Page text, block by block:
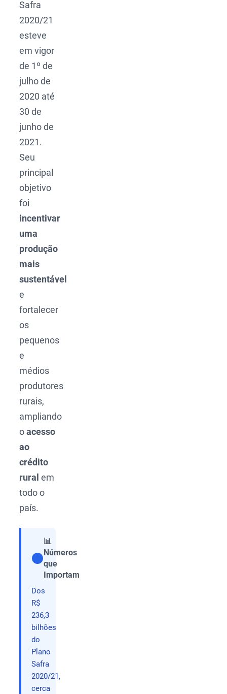
Safra
2020/21
esteve
em vigor
de 1º de
julho de
2020 até
30 de
junho de
2021.
Seu
principal
objetivo
foi
incentivar
uma
produção
mais
sustentável
e
fortalecer
os
pequenos
e
médios
produtores
rurais,
ampliando
oacesso
ao
crédito
rural em
todo o
país.
📊
Números
que
Importam
Dos
R$
236,3
bilhões
do
Plano
Safra
2020/21,
cerca